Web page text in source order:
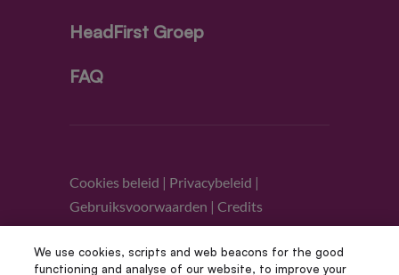
HeadFirst Groep
FAQ
Cookies beleid | Privacybeleid |
Gebruiksvoorwaarden | Credits
Volg ons
We use cookies, scripts and web beacons for the good
functioning and analyse of our website, to improve your